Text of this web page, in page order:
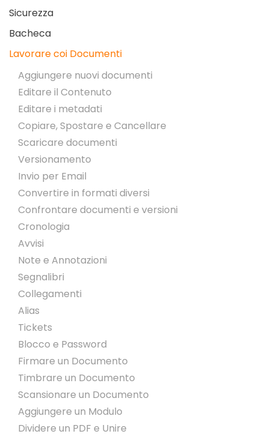
Sicurezza
Bacheca
Lavorare coi Documenti
Aggiungere nuovi documenti
Editare il Contenuto
Editare i metadati
Copiare, Spostare e Cancellare
Scaricare documenti
Versionamento
Invio per Email
Convertire in formati diversi
Confrontare documenti e versioni
Cronologia
Avvisi
Note e Annotazioni
Segnalibri
Collegamenti
Alias
Tickets
Blocco e Password
Firmare un Documento
Timbrare un Documento
Scansionare un Documento
Aggiungere un Modulo
Dividere un PDF e Unire